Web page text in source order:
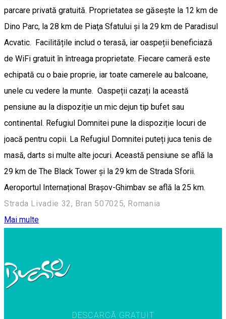
parcare privată gratuită. Proprietatea se găsește la 12 km de
Dino Parc, la 28 km de Piaţa Sfatului și la 29 km de Paradisul
Acvatic. Facilitățile includ o terasă, iar oaspeții beneficiază
de WiFi gratuit în întreaga proprietate. Fiecare cameră este
echipată cu o baie proprie, iar toate camerele au balcoane,
unele cu vedere la munte. Oaspeții cazați la această
pensiune au la dispoziție un mic dejun tip bufet sau
continental. Refugiul Domnitei pune la dispoziție locuri de
joacă pentru copii. La Refugiul Domnitei puteți juca tenis de
masă, darts si multe alte jocuri. Această pensiune se află la
29 km de The Black Tower și la 29 km de Strada Sforii.
Aeroportul Internațional Brașov-Ghimbav se află la 25 km.
Strada Livadie 32, Bran 507025, Romania
Mai multe
DESCARCĂ GRATUIT